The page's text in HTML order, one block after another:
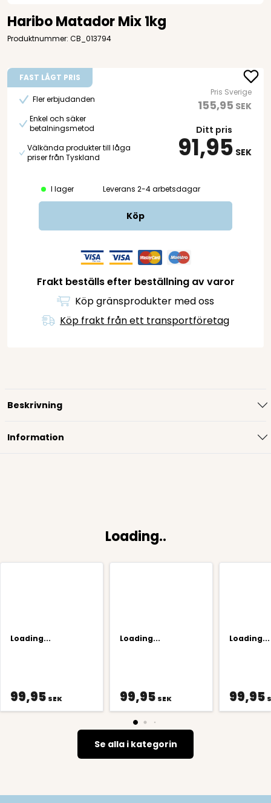
Haribo Matador Mix 1kg
Produktnummer: CB_013794
FAST LÅGT PRIS
Fler erbjudanden
Enkel och säker
betalningsmetod
Välkända produkter till låga
priser från Tyskland
Pris Sverige
155,95 SEK
Ditt pris
91,95 SEK
I lager Leverans 2-4 arbetsdagar
Köp
Frakt beställs efter beställning av varor
Köp gränsprodukter med oss
Köp frakt från ett transportföretag
Beskrivning
Information
Loading..
Loading...
99,95 SEK
Loading...
99,95 SEK
Loading...
99,95
Se alla i kategorin